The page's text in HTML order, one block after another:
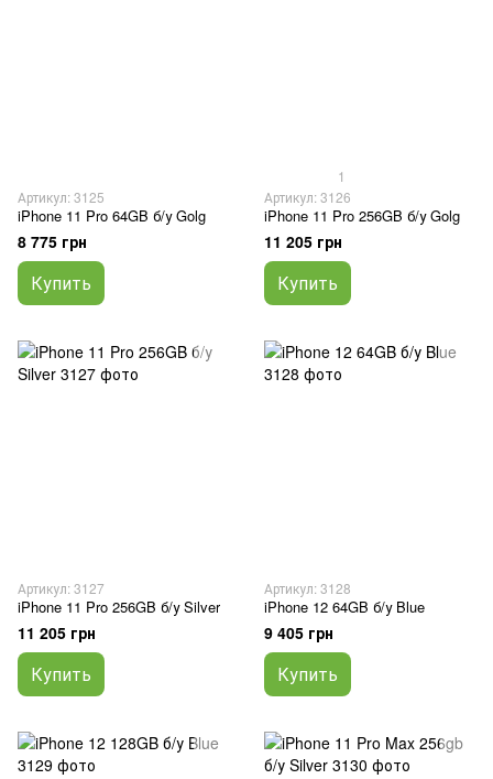
Артикул: 3125
iPhone 11 Pro 64GB б/у Golg
8 775 грн
Купить
1
Артикул: 3126
iPhone 11 Pro 256GB б/у Golg
11 205 грн
Купить
Артикул: 3127
iPhone 11 Pro 256GB б/у Silver
11 205 грн
Купить
Артикул: 3128
iPhone 12 64GB б/у Blue
9 405 грн
Купить